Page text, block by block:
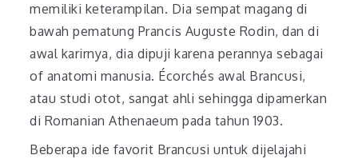
memiliki keterampilan. Dia sempat magang di
bawah pematung Prancis Auguste Rodin, dan di
awal karirnya, dia dipuji karena perannya sebagai
of anatomi manusia. Écorchés awal Brancusi,
atau studi otot, sangat ahli sehingga dipamerkan
di Romanian Athenaeum pada tahun 1903.
Beberapa ide favorit Brancusi untuk dijelajahi